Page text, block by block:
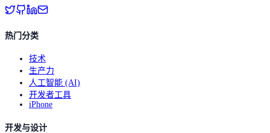
热门分类
技术
生产力
人工智能 (AI)
开发者工具
iPhone
开发与设计